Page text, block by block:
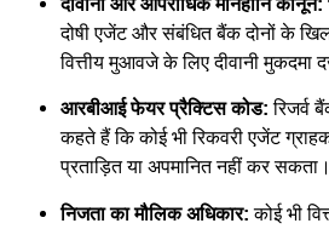
दीवानी और आपराधिक मानहानि कानून:
दोषी एजेंट और संबंधित बैंक दोनों के
वित्तीय मुआवजे के लिए दीवानी मुकदमा
आरबीआई फेयर प्रैक्टिस कोड: रिजर्व
कहते हैं कि कोई भी रिकवरी एजेंट
प्रताड़ित या अपमानित नहीं कर सकता।
निजता का मौलिक अधिकार: कोई भी